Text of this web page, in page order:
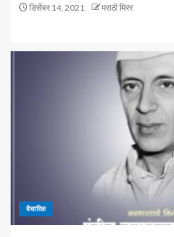
डिसेंबर 14, 2021 मराठी मिरर
वैचारिक